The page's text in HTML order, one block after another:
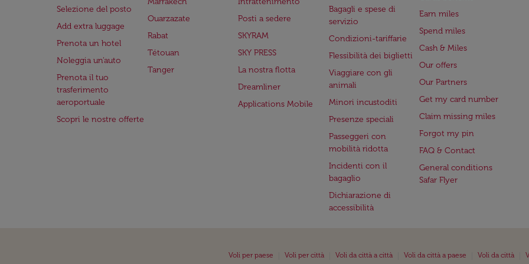
Selezione del posto
Add extra luggage
Prenota un hotel
Noleggia un'auto
Prenota il tuo
trasferimento
aeroportuale
Scopri le nostre offerte
Ouarzazate
Rabat
Tétouan
Tanger
Posti a sedere
SKYRAM
SKY PRESS
La nostra flotta
Dreamliner
Applications Mobile
Bagagli e spese di
servizio
Condizioni-tariffarie
Flessibilità dei biglietti
Viaggiare con gli
animali
Minori incustoditi
Presenze speciali
Passeggeri con
mobilità ridotta
Incidenti con il
bagaglio
Dichiarazione di
accessibilità
Earn miles
Spend miles
Cash & Miles
Our offers
Our Partners
Get my card number
Claim missing miles
Forgot my pin
FAQ & Contact
General conditions
Safar Flyer
Voli per paese Voli per città Voli da città a città Voli da città a paese Voli da città